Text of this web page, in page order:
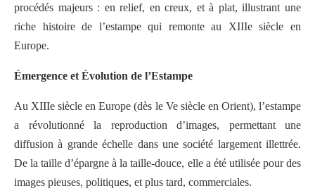
procédés majeurs : en relief, en creux, et à plat, illustrant une
riche histoire de l’estampe qui remonte au XIIIe siècle en
Europe.
Émergence et Évolution de l’Estampe
Au XIIIe siècle en Europe (dès le Ve siècle en Orient), l’estampe
a révolutionné la reproduction d’images, permettant une
diffusion à grande échelle dans une société largement illettrée.
De la taille d’épargne à la taille-douce, elle a été utilisée pour des
images pieuses, politiques, et plus tard, commerciales.